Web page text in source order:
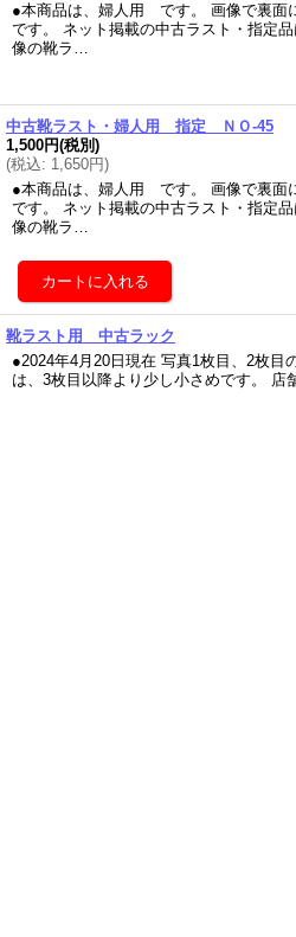
●本商品は、婦人用 です。 画像で裏面
です。 ネット掲載の中古ラスト・指
像の靴ラ…
中古靴ラスト・婦人用 指定 ＮＯ-45
1,500円(税別)
(税込: 1,650円)
●本商品は、婦人用 です。 画像で裏面
です。 ネット掲載の中古ラスト・指
像の靴ラ…
靴ラスト用 中古ラック
●2024年4月20日現在 写真1枚目、2枚
は、3枚目以降より少し小さめです。